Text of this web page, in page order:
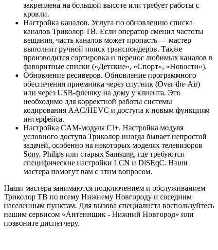
закреплена на большой высоте или требует работы с
кровли.
Настройка каналов. Услуга по обновлению списка
каналов Триколор ТВ. Если оператор сменил частоты
вещания, часть каналов может пропасть — мастер
выполнит ручной поиск транспондеров. Также
производится сортировка и перенос любимых каналов в
фаворитные списки («Детские», «Спорт», «Новости»).
Обновление ресиверов. Обновление программного
обеспечения приемника через спутник (Over-the-Air)
или через USB-флешку на дому у клиента. Это
необходимо для корректной работы системы
кодирования AAC/HEVC и доступа к новым функциям
интерфейса.
Настройка CAM-модуля CI+. Настройка модуля
условного доступа Триколор иногда бывает непростой
задачей, особенно на некоторых моделях телевизоров
Sony, Philips или старых Samsung, где требуются
специфические настройки LCN и DiSEqC. Наши
мастера помогут вам с этим вопросом.
Наши мастера занимаются подключением и обслуживанием
Триколор ТВ по всему Нижнему Новгороду и соседним
населенным пунктам. Для вызова специалиста воспользуйтесь
нашим сервисом «Антеннщик - Нижний Новгород» или
позвоните диспетчеру.